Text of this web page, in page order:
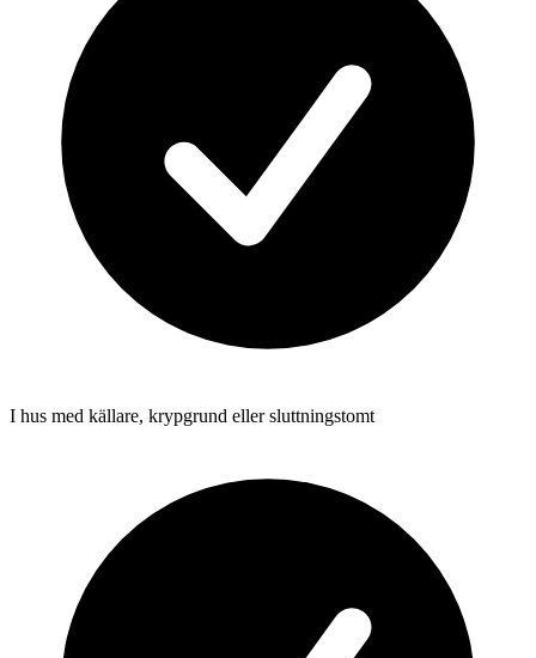
I hus med källare, krypgrund eller sluttningstomt